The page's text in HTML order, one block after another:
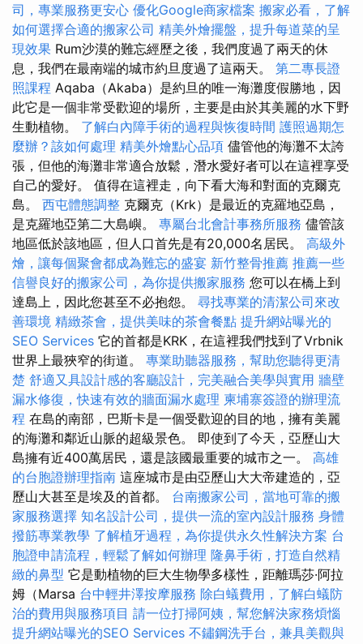
司，專業服務更安心 優化Google商家檔案 搬家必看，了解
如何選擇合適的搬家公司 精美外燴擺盤，提升每道菜的呈
現效果 Rum沙漠的難忘經歷之後，我們度過了兩天的休
息，我們在最南端的城市約旦度過了這兩天。 第二專長證
照課程 Aqaba（Akaba）是約旦的唯一海灘度假勝地，因
此它是一個非常受歡迎的場所，主要是由於其美麗的水下野
生動植物。 了解白內障手術的過程與恢復時間 護照過期怎
麼辦？該如何處理 精美外燴點心品項 儘管他的海灘不太誇
張，但他的海灘非常適合放鬆，潛水愛好者可以在這裡享受
自己的愛好。 值得在這裡走，向下看大海和對面的克爾克
島。 西屯體態調整 克爾克（Krk）是最近的克羅地亞島，
是克羅地亞第二大島嶼。 專屬台北會計事務所服務 儘管該
地區低於該地區，但人口首先是有20,000名居民。 高級外
燴，讓每個聚會都成為難忘的盛宴 新竹整骨推薦 推薦一些
信譽良好的搬家公司，為你提供搬家服務 您可以在橋上到
達島上，因此您甚至不必抱怨。 尋找專業的清潔公司來改
善環境 精緻茶會，提供美味的茶會餐點 提升網站曝光的
SEO Services 它的首都是KRK，在這裡我們找到了Vrbnik
世界上最狹窄的街道。 專業助聽器服務，幫助您聽得更清
楚 舒適又具設計感的客廳設計，完美融合美學與實用 牆壁
漏水修復，快速有效的牆面漏水處理 柬埔寨簽證的辦理流
程 在島的南部，巴斯卡是一個受歡迎的目的地，擁有美麗
的海灘和鄰近山脈的超級景色。 即使到了今天，亞歷山大
島擁有近400萬居民，還是該國最重要的城市之一。 高雄
的台胞證辦理指南 這座城市是由亞歷山大大帝建造的，亞
歷山大甚至是埃及的首都。 台南搬家公司，當地可靠的搬
家服務選擇 知名設計公司，提供一流的室內設計服務 身體
撥筋專業教學 了解植牙過程，為你提供永久性解決方案 台
胞證申請流程，輕鬆了解如何辦理 隆鼻手術，打造自然精
緻的鼻型 它是動植物的巨大生物學多樣性，距離瑪莎·阿拉
姆（Marsa 台中輕井澤按摩服務 除白蟻費用，了解白蟻防
治的費用與服務項目 請一位打掃阿姨，幫您解決家務煩惱
提升網站曝光的SEO Services 不鏽鋼洗手台，兼具美觀與